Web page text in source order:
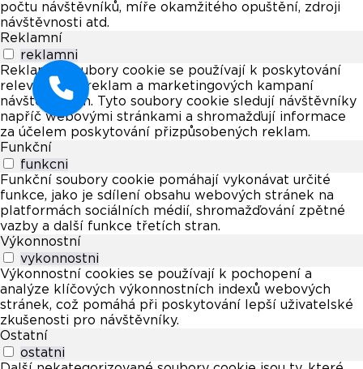
počtu návštěvníků, míře okamžitého opuštění, zdroji
návštěvnosti atd.
Reklamní
reklamni
Reklamní soubory cookie se používají k poskytování
relevantních reklam a marketingových kampaní
návštěvníkům. Tyto soubory cookie sledují návštěvníky
napříč webovými stránkami a shromažďují informace
za účelem poskytování přizpůsobených reklam.
Funkční
funkcni
Funkční soubory cookie pomáhají vykonávat určité
funkce, jako je sdílení obsahu webových stránek na
platformách sociálních médií, shromažďování zpětné
vazby a další funkce třetích stran.
Výkonnostní
vykonnostni
Výkonnostní cookies se používají k pochopení a
analýze klíčových výkonnostních indexů webových
stránek, což pomáhá při poskytování lepší uživatelské
zkušenosti pro návštěvníky.
Ostatní
ostatni